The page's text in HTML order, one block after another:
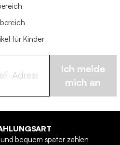
für Kinder
Ich melde
mich an
bequem später zahlen